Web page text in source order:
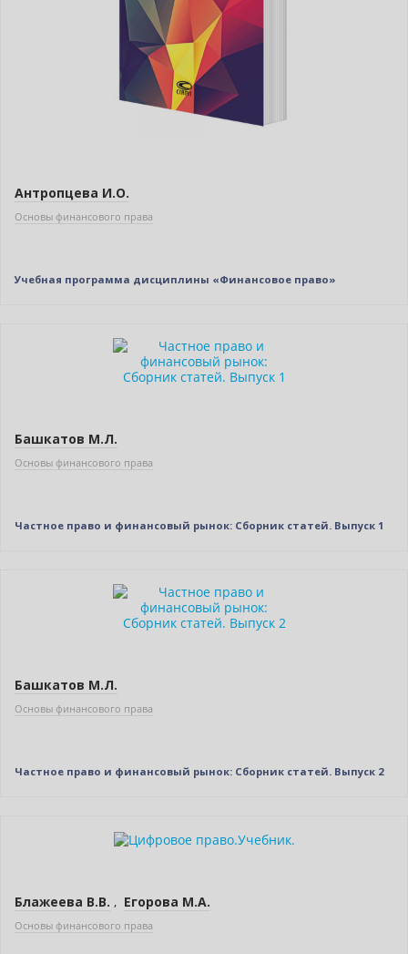
Антропцева И.О.
Основы финансового права
Учебная программа дисциплины «Финансовое право»
Башкатов М.Л.
Основы финансового права
Частное право и финансовый рынок: Сборник статей. Выпуск 1
Башкатов М.Л.
Основы финансового права
Частное право и финансовый рынок: Сборник статей. Выпуск 2
Блажеева В.В. , Егорова М.А.
Основы финансового права